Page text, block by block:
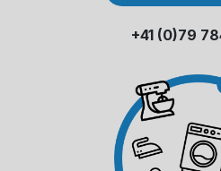
+41 (0)79